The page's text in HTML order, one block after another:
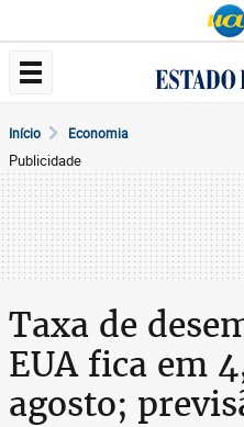
Início Economia
Publicidade
Taxa de
EUA fica em
agosto;